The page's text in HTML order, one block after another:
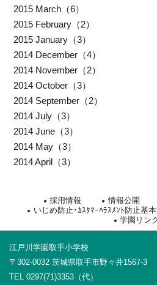
2015 March（6）
2015 February（2）
2015 January（3）
2014 December（4）
2014 November（2）
2014 October（3）
2014 September（2）
2014 July（3）
2014 June（3）
2014 May（3）
2014 April（3）
江戸川学園取手小学校
〒302-0032 茨城県取手市野々井1567-3
TEL 0297(71)3353（代）
採用情報 情報公開
いじめ防止･ｶｽﾀﾏｰﾊﾗｽﾒﾝﾄ防止基
学園リン